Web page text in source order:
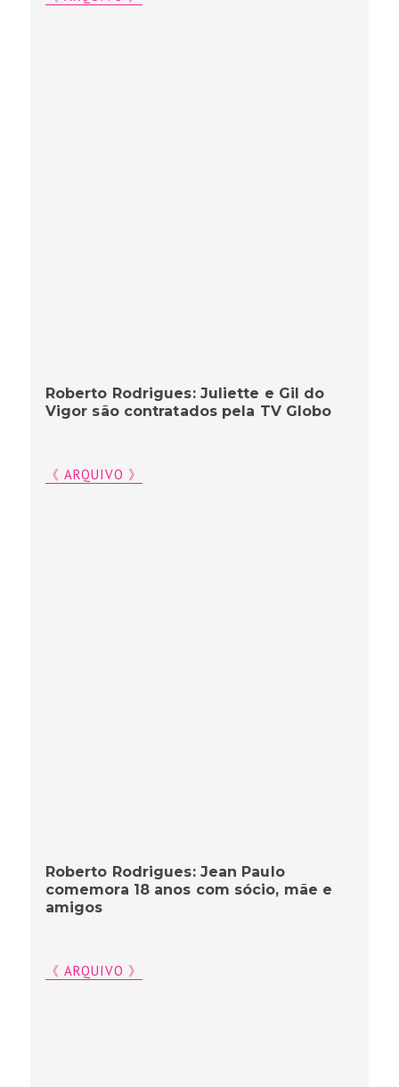
Roberto Rodrigues: Juliette e Gil do
Vigor são contratados pela TV Globo
《 ARQUIVO 》
Roberto Rodrigues: Jean Paulo
comemora 18 anos com sócio, mãe e
amigos
《 ARQUIVO 》